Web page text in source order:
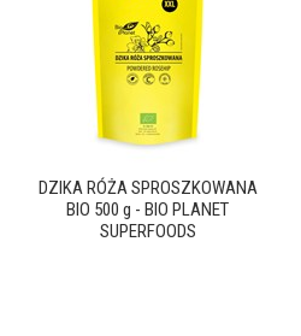
DZIKA RÓŻA SPROSZKOWANA
BIO 500 g - BIO PLANET
SUPERFOODS